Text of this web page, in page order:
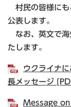
村民の皆様にも
公表します。
なお、英文で海
たします。
ウクライナ
長メッセージ
Message